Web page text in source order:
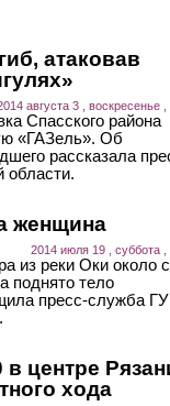
атаковав
августа 3 , воскресенье ,
Спасского района
«ГАЗель». Об
рассказала
женщина
2014 июля 19 , суббота ,
из реки Оки около
поднято тело
пресс-служба ГУ
в центре
хода